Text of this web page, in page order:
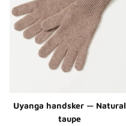
Uyanga handsker — Natural
taupe